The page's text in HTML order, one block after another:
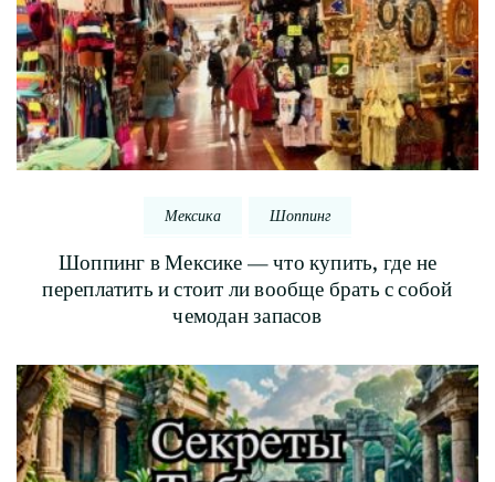
Мексика Шоппинг
Шоппинг в Мексике — что купить, где не
переплатить и стоит ли вообще брать с собой
чемодан запасов